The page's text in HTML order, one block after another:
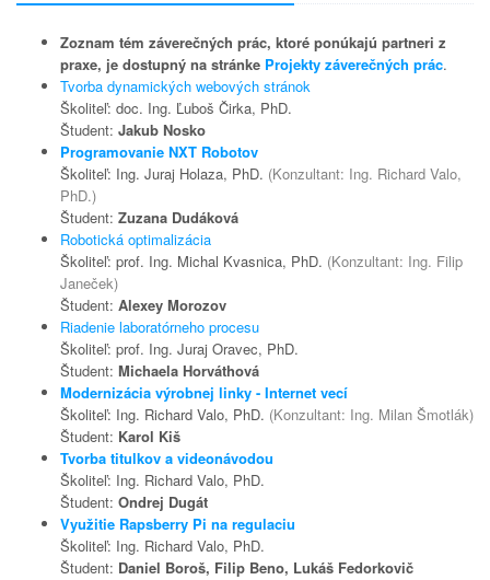
Zoznam tém záverečných prác, ktoré ponúkajú partneri z
praxe, je dostupný na stránke Projekty záverečných prác.
Tvorba dynamických webových stránok
Školiteľ: doc. Ing. Ľuboš Čirka, PhD.
Študent: Jakub Nosko
Programovanie NXT Robotov
Školiteľ: Ing. Juraj Holaza, PhD. (Konzultant: Ing. Richard Valo,
PhD.)
Študent: Zuzana Dudáková
Robotická optimalizácia
Školiteľ: prof. Ing. Michal Kvasnica, PhD. (Konzultant: Ing. Filip
Janeček)
Študent: Alexey Morozov
Riadenie laboratórneho procesu
Školiteľ: prof. Ing. Juraj Oravec, PhD.
Študent: Michaela Horváthová
Modernizácia výrobnej linky - Internet vecí
Školiteľ: Ing. Richard Valo, PhD. (Konzultant: Ing. Milan Šmotlák)
Študent: Karol Kiš
Tvorba titulkov a videonávodou
Školiteľ: Ing. Richard Valo, PhD.
Študent: Ondrej Dugát
Využitie Rapsberry Pi na regulaciu
Školiteľ: Ing. Richard Valo, PhD.
Študent: Daniel Boroš, Filip Beno, Lukáš Fedorkovič